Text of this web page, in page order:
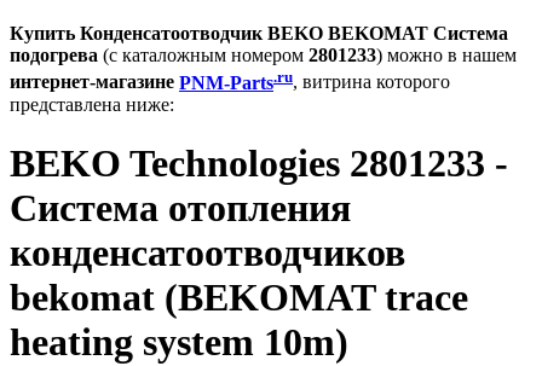
Купить Конденсатоотводчик BEKO BEKOMAT Система
подогрева (с каталожным номером 2801233) можно в нашем
интернет-магазине PNM-Parts.ru, витрина которого
представлена ниже:
BEKO Technologies 2801233 -
Система отопления
конденсатоотводчиков
bekomat (BEKOMAT trace
heating system 10m)